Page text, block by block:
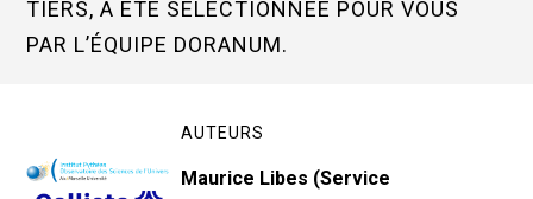
TIERS, A ÉTÉ SÉLECTIONNÉE POUR VOUS
PAR L’ÉQUIPE DORANUM.
AUTEURS
Maurice Libes (Service